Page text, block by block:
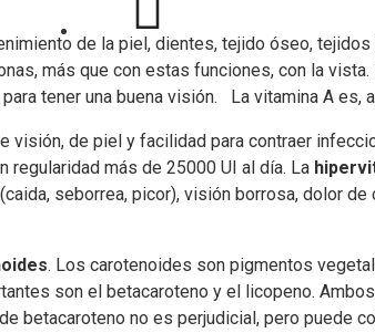
de la piel, dientes, tejido óseo,
más que con estas funciones, con la
tener una buena visión. La vitamina A es,
visión, de piel y facilidad para contraer
más de 25000 UI al día. La
seborrea, picor), visión borrosa, dolor
. Los carotenoides son pigmentos
son el betacaroteno y el licopeno.
betacaroteno no es perjudicial, pero puede